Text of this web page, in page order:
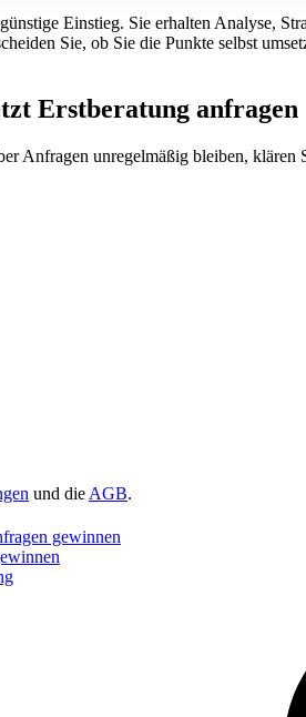
Einstieg. Sie erhalten Analyse,
Sie, ob Sie die Punkte selbst
Erstberatung anfragen
Anfragen unregelmäßig bleiben,
und die AGB.
gewinnen